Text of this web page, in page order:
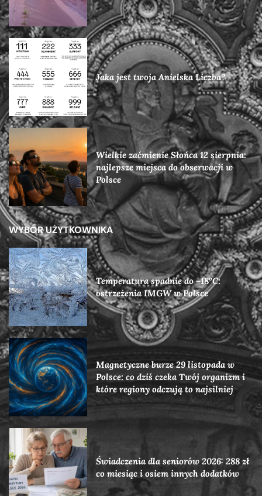
Jaka jest twoja Anielska Liczba?
Wielkie zaćmienie Słońca 12 sierpnia:
najlepsze miejsca do obserwacji w
Polsce
WYBÓR UŻYTKOWNIKA
Temperatura spadnie do –18°C:
ostrzeżenia IMGW w Polsce
Magnetyczne burze 29 listopada w
Polsce: co dziś czeka Twój organizm i
które regiony odczują to najsilniej
Świadczenia dla seniorów 2026: 288 zł
co miesiąc i osiem innych dodatków